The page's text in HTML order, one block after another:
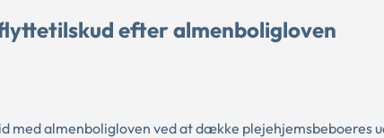
efter almenboligloven
med almenboligloven ved at dække plejehjemsbeboeres